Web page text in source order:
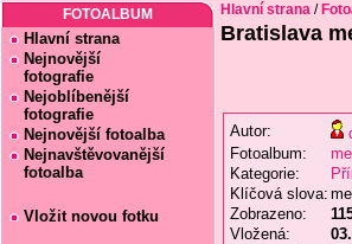
FOTOALBUM
Hlavní strana
Nejnovější
fotografie
Nejoblíbenější
fotografie
Nejnovější fotoalba
Nejnavštěvovanější
fotoalba
Vložit novou fotku
Hlavní strana /
Bratislava
Autor:
Fotoalbum:
Kategorie:
Klíčová slova:
Zobrazeno:
Vložená: